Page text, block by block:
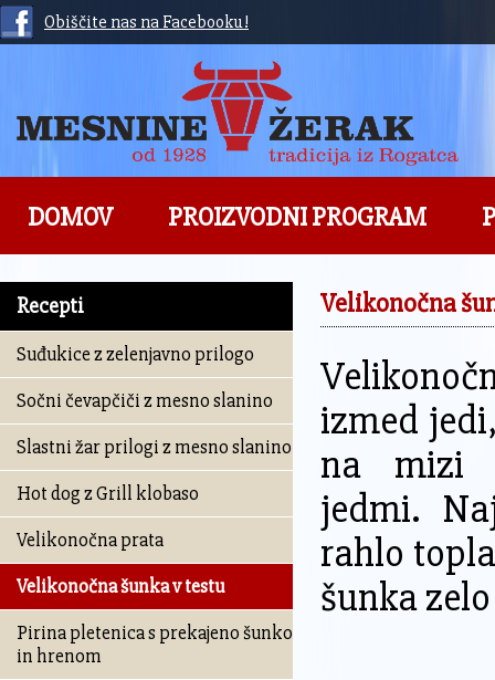
Obiščite nas na Facebooku!
DOMOV PROIZVODNI PROGRAM
Recepti
Suđukice z zelenjavno prilogo
Sočni čevapčiči z mesno slanino
Slastni žar prilogi z mesno slanino
Hot dog z Grill klobaso
Velikonočna prata
Velikonočna šunka v testu
Pirina pletenica s prekajeno šunko
in hrenom
Velikonočna
izmed
na mizi
jedmi.
rahlo
šunka